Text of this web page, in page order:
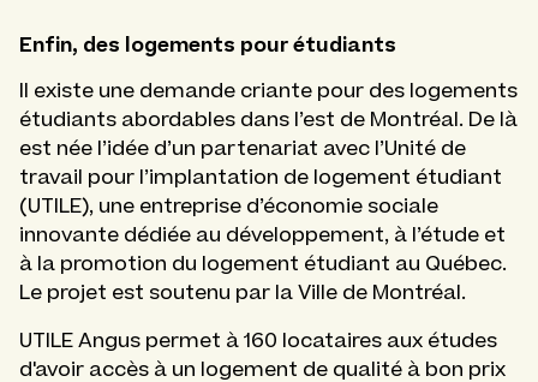
Enfin, des logements pour étudiants
Il existe une demande criante pour des logements
étudiants abordables dans l’est de Montréal. De là
est née l’idée d’un partenariat avec l’Unité de
travail pour l’implantation de logement étudiant
(UTILE), une entreprise d’économie sociale
innovante dédiée au développement, à l’étude et
à la promotion du logement étudiant au Québec.
Le projet est soutenu par la Ville de Montréal.
UTILE Angus permet à 160 locataires aux études
d'avoir accès à un logement de qualité à bon prix